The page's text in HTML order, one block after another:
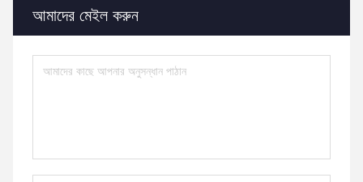
আমাদের মেইল করুন